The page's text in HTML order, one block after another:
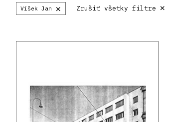
Víšek Jan × Zrušiť všetky filtre ×